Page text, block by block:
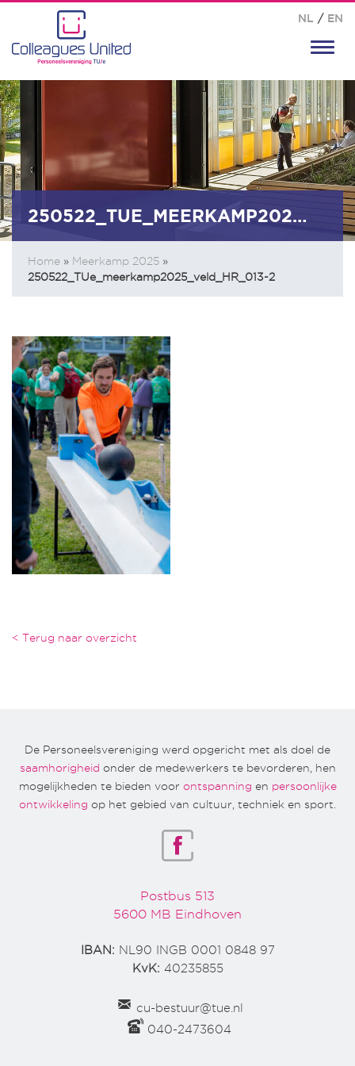
NL / EN
250522_TUE_MEERKAMP2025_VELD_HR_013-2
Home » Meerkamp 2025 »
250522_TUe_meerkamp2025_veld_HR_013-2
< Terug naar overzicht
De Personeelsvereniging werd opgericht met als doel de
saamhorigheid onder de medewerkers te bevorderen, hen
mogelijkheden te bieden voor ontspanning en persoonlijke
ontwikkeling op het gebied van cultuur, techniek en sport.
Postbus 513
5600 MB Eindhoven
IBAN: NL90 INGB 0001 0848 97
KvK: 40235855
cu-bestuur@tue.nl
040-2473604